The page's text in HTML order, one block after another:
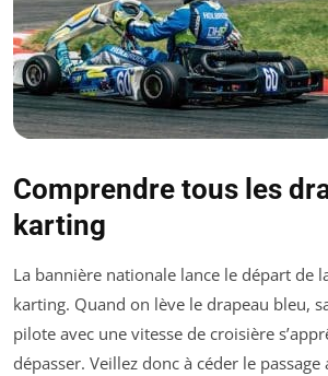
Comprendre tous les
karting
La bannière nationale lance le départ de
karting. Quand on lève le drapeau bleu,
pilote avec une vitesse de croisière
dépasser. Veillez donc à céder le